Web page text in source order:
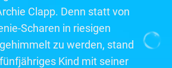
Clapp. Denn statt von
Scharen in riesigen
zu werden, stand
Kind mit seiner